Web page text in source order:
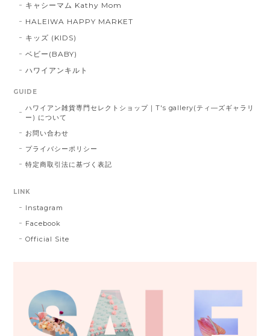
キャシーマム Kathy Mom
HALEIWA HAPPY MARKET
キッズ (KIDS)
ベビー(BABY)
ハワイアンキルト
GUIDE
ハワイアン雑貨専門セレクトショップ｜T's gallery(ティ―ズギャラリ
ー) について
お問い合わせ
プライバシーポリシー
特定商取引法に基づく表記
LINK
Instagram
Facebook
Official Site